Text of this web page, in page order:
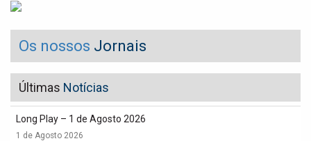
Os nossos Jornais
Últimas Notícias
Long Play – 1 de Agosto 2026
1 de Agosto 2026